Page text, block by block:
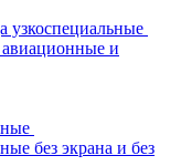
узкоспециальные
и
без экрана и без